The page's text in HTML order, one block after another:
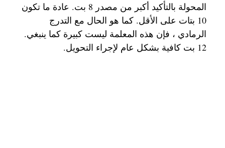
المحولة بالتأكيد أكبر من مصدر 8 بت. عادة ما تكون
10 بتات على الأقل. كما هو الحال مع التدرج
الرمادي ، فإن هذه المعلمة ليست كبيرة كما ينبغي.
12 بت كافية بشكل عام لإجراء التحويل.